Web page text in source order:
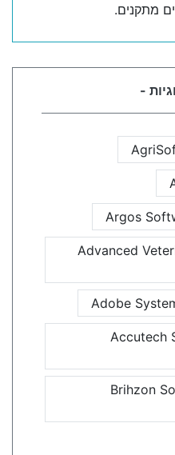
מתקנים.
-
Argos
Advanced
Adobe
Accutech
Brihzon